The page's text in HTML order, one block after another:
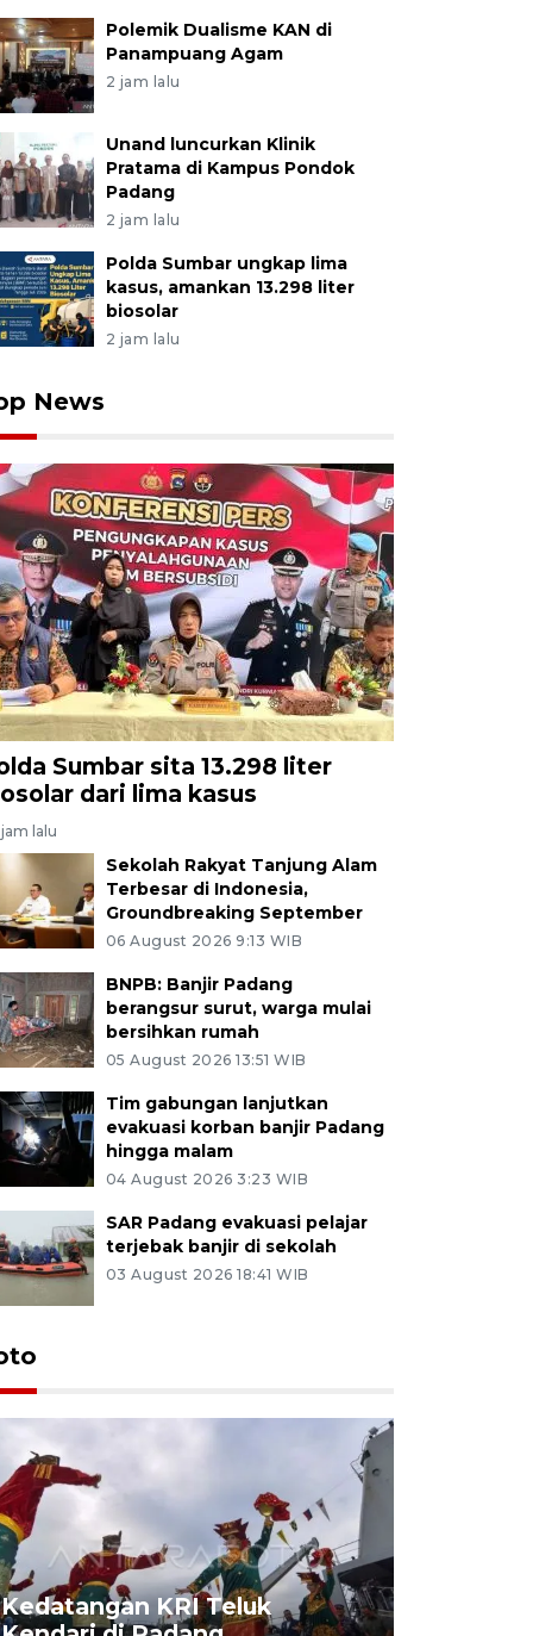
Polemik Dualisme KAN di
Panampuang Agam
2 jam lalu
Unand luncurkan Klinik
Pratama di Kampus Pondok
Padang
2 jam lalu
Polda Sumbar ungkap lima
kasus, amankan 13.298 liter
biosolar
2 jam lalu
News
Sumbar sita 13.298 liter
dari lima kasus
lalu
Sekolah Rakyat Tanjung Alam
Terbesar di Indonesia,
Groundbreaking September
06 August 2026 9:13 WIB
BNPB: Banjir Padang
berangsur surut, warga mulai
bersihkan rumah
05 August 2026 13:51 WIB
Tim gabungan lanjutkan
evakuasi korban banjir Padang
hingga malam
04 August 2026 3:23 WIB
SAR Padang evakuasi pelajar
terjebak banjir di sekolah
03 August 2026 18:41 WIB
Kedatangan KRI Teluk